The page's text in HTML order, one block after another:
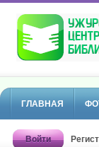
ГЛАВНАЯ
Войти